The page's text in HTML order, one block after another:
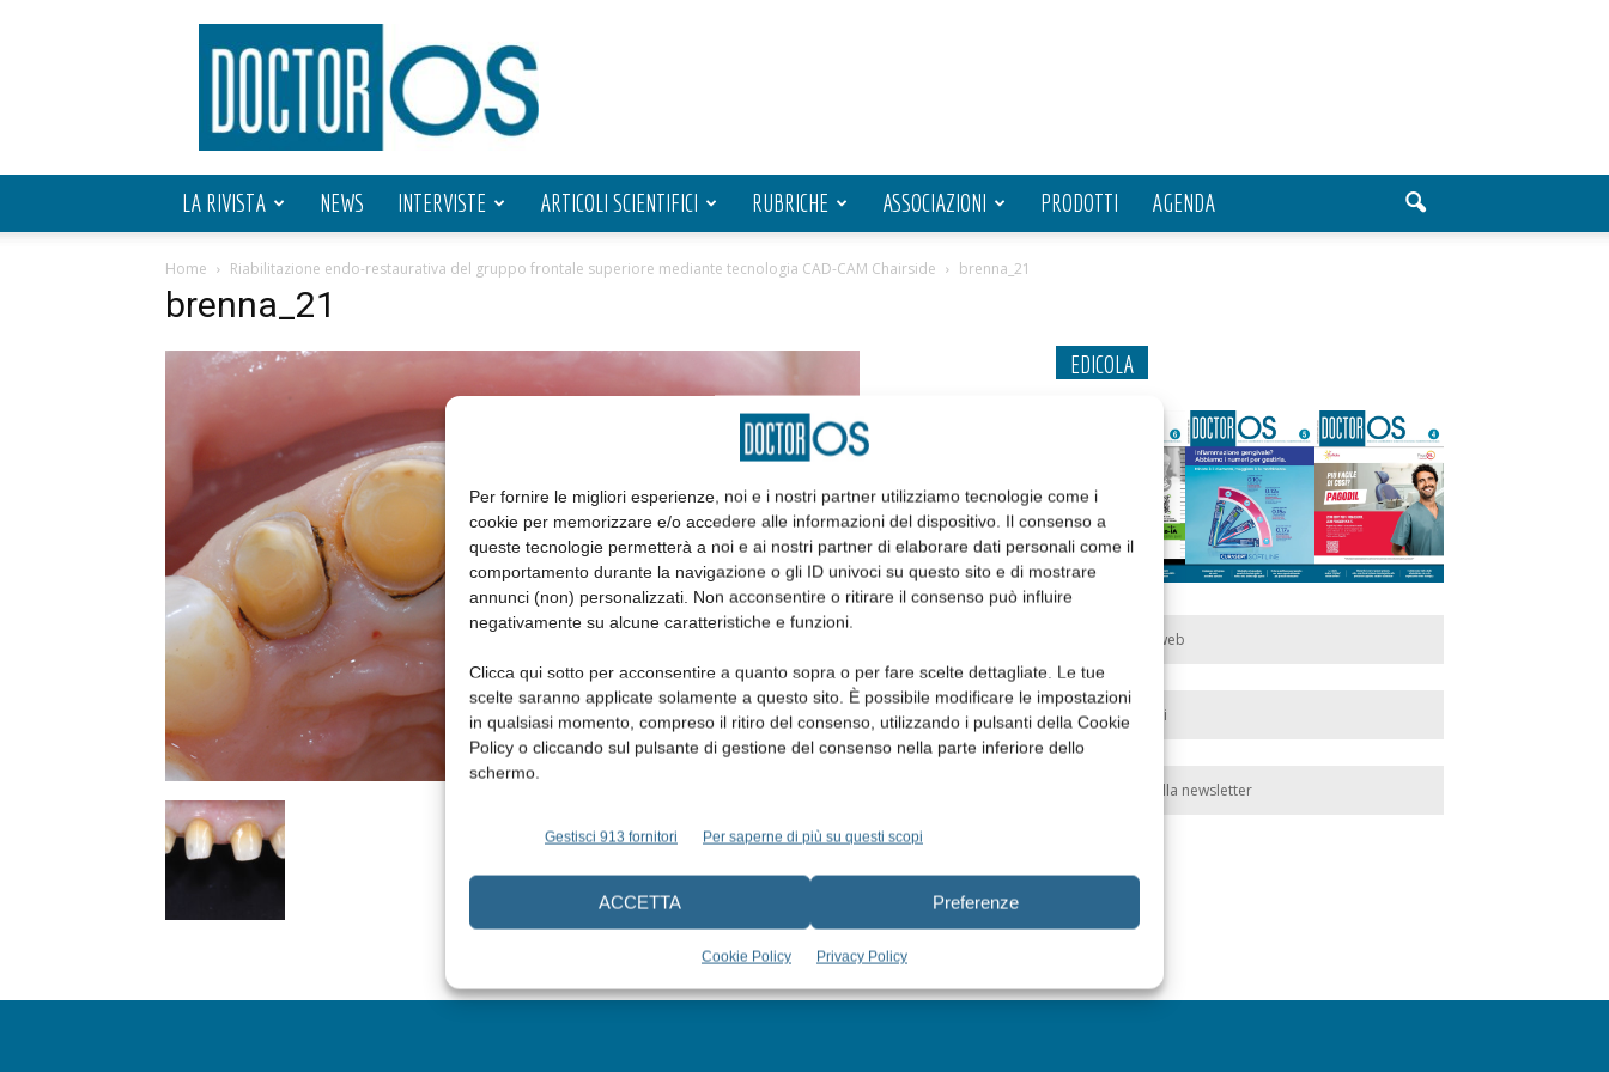
Per fornire le migliori esperienze, noi e i nostri partner utilizziamo tecnologie come i
cookie per memorizzare e/o accedere alle informazioni del dispositivo. Il consenso a
queste tecnologie permetterà a noi e ai nostri partner di elaborare dati personali come il
comportamento durante la navigazione o gli ID univoci su questo sito e di mostrare
annunci (non) personalizzati. Non acconsentire o ritirare il consenso può influire
negativamente su alcune caratteristiche e funzioni.
Clicca qui sotto per acconsentire a quanto sopra o per fare scelte dettagliate. Le tue
scelte saranno applicate solamente a questo sito. È possibile modificare le impostazioni
in qualsiasi momento, compreso il ritiro del consenso, utilizzando i pulsanti della Cookie
Policy o cliccando sul pulsante di gestione del consenso nella parte inferiore dello
schermo.
Gestisci 913 fornitori Per saperne di più su questi scopi
ACCETTA Preferenze
Cookie Policy Privacy Policy
Doctor
OS
LA RIVISTA NEWS INTERVISTE ARTICOLI SCIENTIFICI RUBRICHE ASSOCIAZIONI PRODOTTI AGENDA
Home Riabilitazione endo-restaurativa del gruppo frontale superiore mediante tecnologia CAD-CAM Chairside brenna_21
brenna_21
EDICOLA
Edicola web
Abbonati
Iscriviti alla newsletter